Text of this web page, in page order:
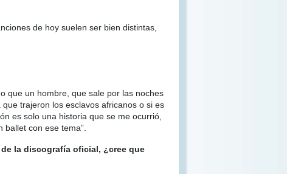
de hoy suelen ser bien distintas,
que un hombre, que sale por las noches
trajeron los esclavos africanos o si es
es solo una historia que se me ocurrió,
con ese tema”.
la discografía oficial, ¿cree que